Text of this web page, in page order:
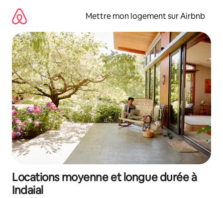
directement
contenu
Mettre mon logement sur Airbnb
Locations moyenne et longue durée à
Indaial